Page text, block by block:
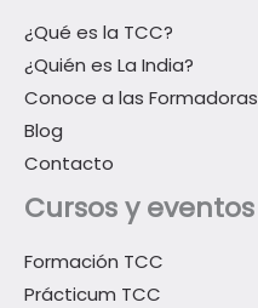
¿Qué es la TCC?
¿Quién es La India?
Conoce a las Formadoras
Blog
Contacto
Cursos y eventos
Formación TCC
Prácticum TCC